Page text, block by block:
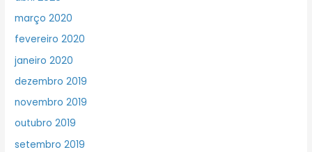
março 2020
fevereiro 2020
janeiro 2020
dezembro 2019
novembro 2019
outubro 2019
setembro 2019